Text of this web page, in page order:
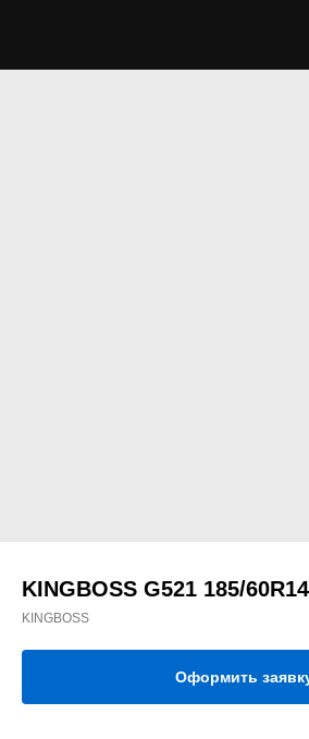
KINGBOSS G521 185/
KINGBOSS
Оформить